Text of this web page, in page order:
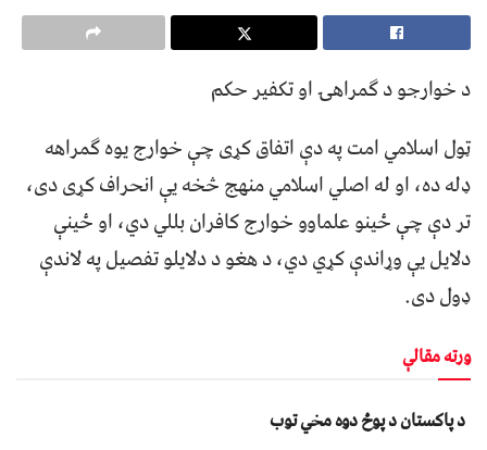
د خوارجو د ګمراهۍ او تکفیر حکم
ټول اسلامي امت په دې اتفاق کړی چې خوارج يوه ګمراهه
ډله ده، او له اصلي اسلامي منهج څخه يې انحراف کړی دی،
تر دې چې ځینو علماوو خوارج کافران بللي دي، او ځینې
دلایل یې وړاندې کړي دي، د هغو د دلایلو تفصیل په لاندې
ډول دی.
ورته مقالې
د پاکستان د پوځ دوه مخي توب